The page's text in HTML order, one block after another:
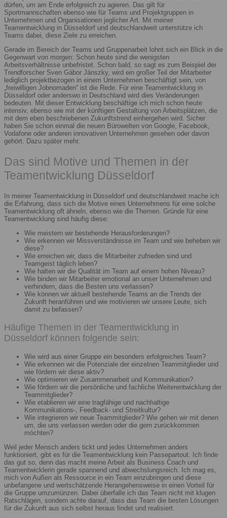
dürfen, um am Ende erfolgreich zu agieren. Das gilt für
Sportmannschaften ebenso wie für Teams und Projektgruppen in
Unternehmen und Organisationen jeglicher Art. Mit meiner
Teamentwicklung in Düsseldorf und deutschlandweit unterstütze ich
Teams dabei, diese Ziele zu erreichen.
Gerade im Bereich der Teams und Gruppenarbeit lohnt sich ein Blick in die
Gegenwart von morgen: Schon heute sind die wenigsten
Arbeitsverhältnisse unbefristet. Schon bald, so sagt es zum Beispiel der
Trendforscher Sven Gábor Jánszky, wird ein großer Teil der Mitarbeiter
lediglich projektbezogen in einem Unternehmen beschäftigt sein, von
„freiwilligen Jobnomaden“ ist die Rede. Für eine Teamentwicklung in
Düsseldorf oder anderswo in Deutschland wird dies Veränderungen
bedeuten. Mit dieser Entwicklung beschäftige ich mich schon heute
intensiv, ebenso wie mit der künftigen Gestaltung von Arbeitsplätzen, die
mit dem eben beschriebenen Zukunftstrend einhergehen wird. Sicher
haben Sie schon einmal die neuen Bürowelten von Google, Facebook,
Vodafone oder anderen innovativen Unternehmen gesehen oder davon
gehört. Dazu später mehr.
Das sind Motive und Themen in der
Teamentwicklung Düsseldorf
In meiner Teamentwicklung in Düsseldorf und deutschlandweit mache ich
die Erfahrung, dass sich die Motive eines Unternehmens für eine solche
Teamentwicklung oft ähneln, ebenso wie die Themen. Gründe für eine
Teamentwicklung sind häufig diese:
Wie meistern wir bestehende Herausforderungen?
Wie erkennen wir Missverständnisse im Team und wie beheben wir
diese?
Wie erreichen wir, dass die Mitarbeiter zufrieden sind und
Teamgeist täglich leben?
Wie halten wir die Qualität im Team auf einem hohen Niveau?
Wie binden wir Mitarbeiter emotional an unser Unternehmen und
verhindern, dass die Besten uns verlassen?
Wie können wir aktuell bestehende Teams an die Trends der
Zukunft heranführen und wie motivieren wir unsere Leute, sich
damit zu befassen?
Häufige Themen in der Teamentwicklung in
Düsseldorf können folgende sein:
Wie wird aus einer Gruppe ein besonders erfolgreiches Team?
Wie erkennen wir die Potenziale der einzelnen Teammitglieder und
wie fördern wir diese aktiv?
Wie optimieren wir Zusammenarbeit und Kommunikation?
Wie fördern wir die persönliche und fachliche Weiterentwicklung der
Teammitglieder?
Wie etablieren wir eine tragfähige und nachhaltige
Kommunikations-, Feedback- und Streitkultur?
Wie integrieren wir neue Teammitglieder? Wie gehen wir mit denen
um, die uns verlassen werden oder die gern zurückkommen
möchten?
Weil jeder Mensch anders tickt und jedes Unternehmen anders
funktioniert, gibt es für die Teamentwicklung kein Passepartout. Ich finde
das gut so, denn das macht meine Arbeit als Business Coach und
Teamentwicklerin gerade spannend und abwechslungsreich. Ich mag es,
mich von Außen als Ressource in ein Team einzubringen und diese
unbefangene und wertschätzende Herangehensweise in einen Vorteil für
die Gruppe umzumünzen. Dabei überfalle ich das Team nicht mit klugen
Ratschlägen, sondern achte darauf, dass das Team die besten Lösungen
für die Zukunft aus sich selbst heraus findet und realisiert.